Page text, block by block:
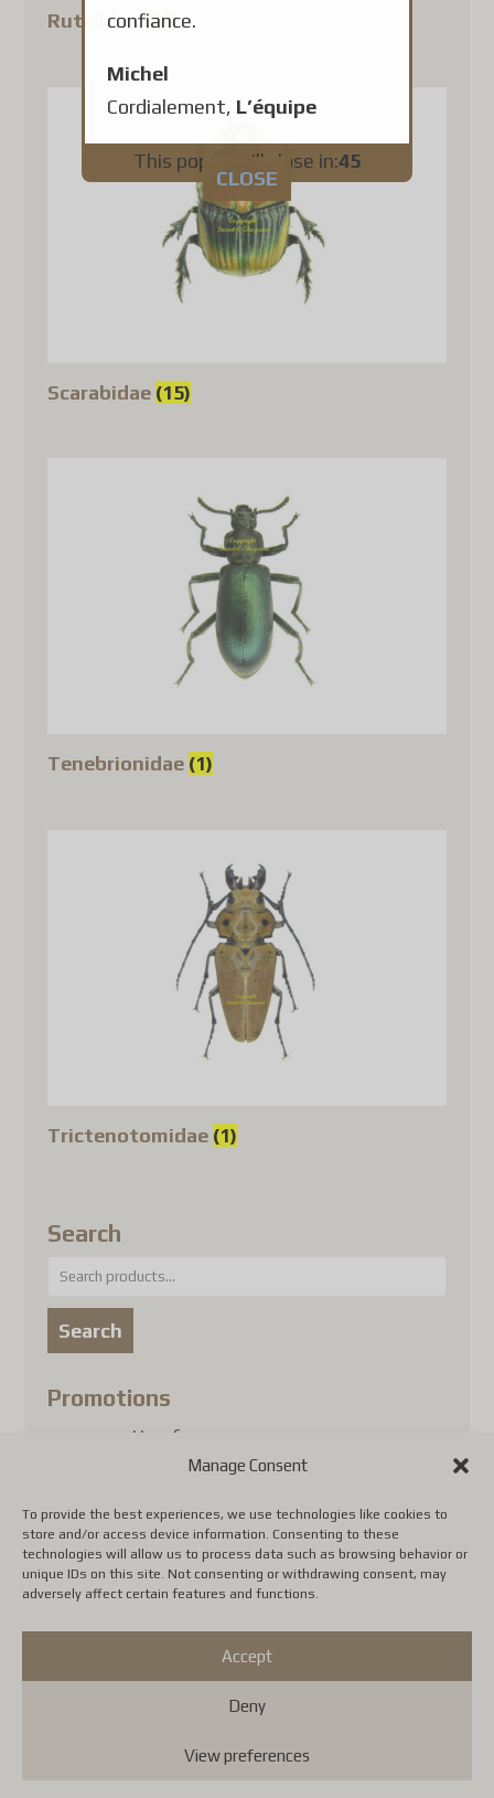
Manage Consent
To provide the best experiences, we use technologies like cookies to
store and/or access device information. Consenting to these
technologies will allow us to process data such as browsing behavior or
unique IDs on this site. Not consenting or withdrawing consent, may
adversely affect certain features and functions.
Accept
Deny
View preferences
Rutelidae(28)
Scarabidae (15)
Tenebrionidae (1)
Trictenotomidae (1)
Search
Search
for:
Search
Promotions
no promotion for now
Terms and conditions
About us
This popup will close in:44
confiance.
Michel
Cordialement, L’équipe
CLOSE